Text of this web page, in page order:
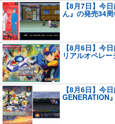
【8月7日】今
ん』の発売34周
【8月6日】今
リアルオペレ
【8月6日】今
GENERATION